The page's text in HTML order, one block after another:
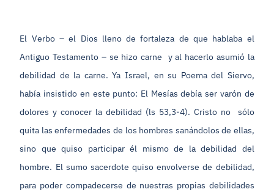
El Verbo – el Dios lleno de fortaleza de que hablaba el
Antiguo Testamento – se hizo carne y al hacerlo asumió la
debilidad de la carne. Ya Israel, en su Poema del Siervo,
había insistido en este punto: El Mesías debía ser varón de
dolores y conocer la debilidad (ls 53,3-4). Cristo no sólo
quita las enfermedades de los hombres sanándolos de ellas,
sino que quiso participar él mismo de la debilidad del
hombre. El sumo sacerdote quiso envolverse de debilidad,
para poder compadecerse de nuestras propias debilidades